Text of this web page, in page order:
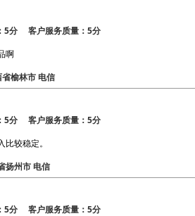
5分 客户服务质量：5分
啊
榆林市 电信
5分 客户服务质量：5分
较稳定。
州市 电信
5分 客户服务质量：5分